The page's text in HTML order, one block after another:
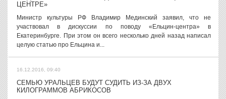
ЦЕНТРЕ»
Министр культуры РФ Владимир Мединский заявил, что не
участвовал в дискуссии по поводу «Ельцин-центра» в
Екатеринбурге. При этом он всего несколько дней назад написал
целую статью про Ельцина и...
16.12.2016, 09:40
СЕМЬЮ УРАЛЬЦЕВ БУДУТ СУДИТЬ ИЗ-ЗА ДВУХ
КИЛОГРАММОВ АБРИКОСОВ